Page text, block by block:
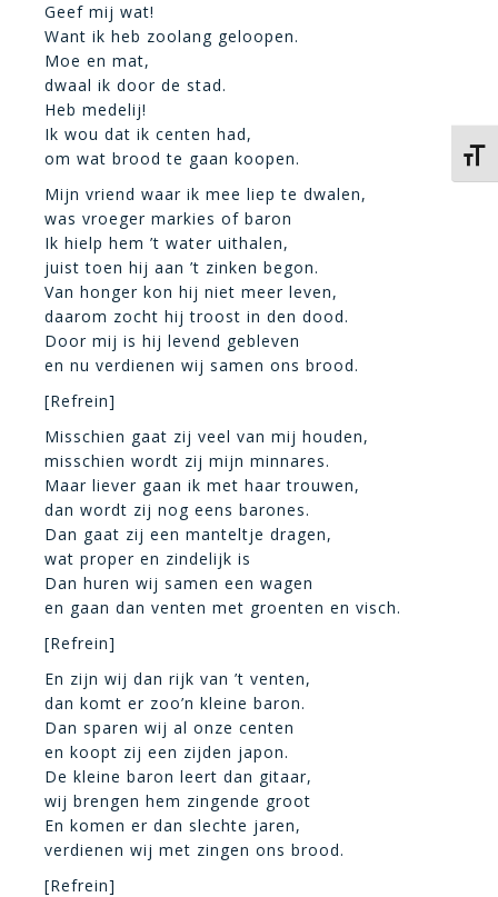
Geef mij wat!
Want ik heb zoolang geloopen.
Moe en mat,
dwaal ik door de stad.
Heb medelij!
Ik wou dat ik centen had,
om wat brood te gaan koopen.
Mijn vriend waar ik mee liep te dwalen,
was vroeger markies of baron
Ik hielp hem ’t water uithalen,
juist toen hij aan ’t zinken begon.
Van honger kon hij niet meer leven,
daarom zocht hij troost in den dood.
Door mij is hij levend gebleven
en nu verdienen wij samen ons brood.
[Refrein]
Misschien gaat zij veel van mij houden,
misschien wordt zij mijn minnares.
Maar liever gaan ik met haar trouwen,
dan wordt zij nog eens barones.
Dan gaat zij een manteltje dragen,
wat proper en zindelijk is
Dan huren wij samen een wagen
en gaan dan venten met groenten en visch.
[Refrein]
En zijn wij dan rijk van ’t venten,
dan komt er zoo’n kleine baron.
Dan sparen wij al onze centen
en koopt zij een zijden japon.
De kleine baron leert dan gitaar,
wij brengen hem zingende groot
En komen er dan slechte jaren,
verdienen wij met zingen ons brood.
[Refrein]